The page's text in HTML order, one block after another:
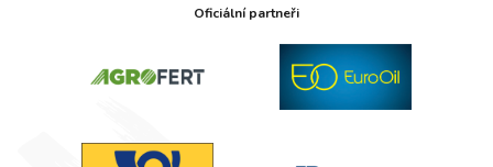
Oficiální partneři